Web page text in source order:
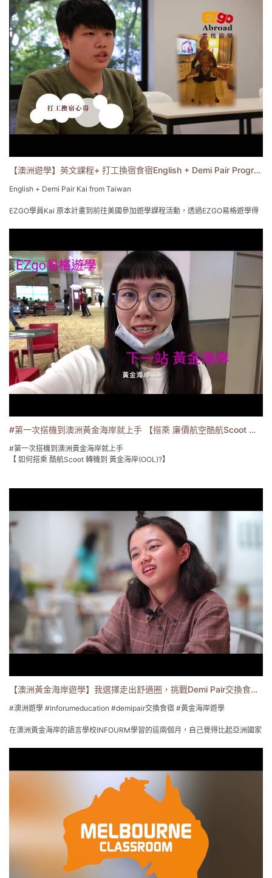
0800-558-289
www.EzgoAbroad.com.tw
service@ezgoabroad.com.tw
【澳洲遊學】英文課程+ 打工換宿食宿English + Demi Pair Program - 易格遊學
English + Demi Pair Kai from Taiwan
EZGO學員Kai 原本計畫到前往美國參加遊學課程活動，透過EZGO易格遊學得
今年來到有舒適的氣候、漂亮的沿海岸的黃金海岸Gold Coast –Inforum
Education Australia，學校是間而富有人情味的小型國際語言中心，來自國際
25個國家而台灣學生比例低的小班制教學，有更多機會充分表達英文與每個同
學、老師、學校工作人互動像一家人般的融洽，也得到許多的協助。
聽聽看她的經驗分享喔!
🔶澳洲Demi Pair打工換宿遊學心得分享:
https://www.ezgoabroad.com.tw/demi-pair-study/
🔶 ezgo官網: https://www.ezgoabroad.com.tw/
#第一次搭機到澳洲黃金海岸就上手 【搭乘 廉價航空酷航Scoot 到黃金海岸(OOL)】
#第一次搭機到澳洲黃金海岸就上手
【 如何搭乘 酷航Scoot 轉機到 黃金海岸(OOL)?】
的票價。
在桃園機場 Check in 會先拿到兩段機票(台灣到新加坡+ 新加坡到黃金海岸) ，
行李為直掛到黃金海岸，經由"新加坡"轉機到黃金海岸機場(OOL)，可利用轉機
空檔在機場品嘗新加坡美食喔~😀😀😀
#澳洲遊學 #菲律賓遊學 #愛爾蘭遊學 #加拿大遊學
想了解更多遊學的資訊嗎?
✈️一同海外遊學去吧,詳情請洽EZgo ✈️
☑️易格免費諮詢電話:0800-
☑️易格線上諮詢表單:http://goo.gl/xqSKF3
☑️易格官網:http://www.ezgoabroad.com.tw/
EZgo易格遊學 菲律賓遊學/海外遊學專家
www.EzgoAbroad.com.tw
service@ezgoabroad.com.tw
【澳洲黃金海岸遊學】我選擇走出舒適圈，挑戰Demi Pair交換食宿，完成澳洲遊學夢 l易格遊學
#澳洲遊學 #Inforumeducation #demipair交換食宿 #黃金海岸遊學
在澳洲黃金海岸的語言學校INFOURM學習的這兩個月，自己覺得比起亞洲國家
況，也會主動問妳有沒有任何問題，這樣的學習方式，不能說完全零壓力，但
是學習的過程，大家一起進步的感覺，真的很開心。
在INFOURM學習的這兩個月之中，我覺得自己的英文進步真的蠻多的，尤其一
直想增進自己的英文聽力及口說，從一開始不敢開口，到後來能跟同學之間開
心的聊天，能明顯感受到自己在進步的感覺，真的很棒!
除此之外，也認識了不少來自世界各地的人，有巴西、西班牙、日本、法國…等
多國文化，大家在上課都會踴躍的舉手發問及回答，一開始自己真的覺得不太
能適應，但後來也漸漸的跟著大家一起舉手回答問題~~上課蠻多時候都是藉由